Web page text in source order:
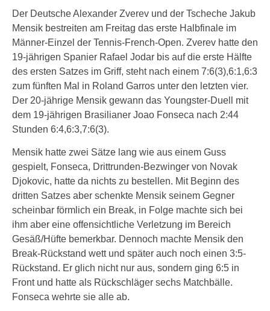
Der Deutsche Alexander Zverev und der Tscheche Jakub
Mensik bestreiten am Freitag das erste Halbfinale im
Männer-Einzel der Tennis-French-Open. Zverev hatte den
19-jährigen Spanier Rafael Jodar bis auf die erste Hälfte
des ersten Satzes im Griff, steht nach einem 7:6(3),6:1,6:3
zum fünften Mal in Roland Garros unter den letzten vier.
Der 20-jährige Mensik gewann das Youngster-Duell mit
dem 19-jährigen Brasilianer Joao Fonseca nach 2:44
Stunden 6:4,6:3,7:6(3).
Mensik hatte zwei Sätze lang wie aus einem Guss
gespielt, Fonseca, Drittrunden-Bezwinger von Novak
Djokovic, hatte da nichts zu bestellen. Mit Beginn des
dritten Satzes aber schenkte Mensik seinem Gegner
scheinbar förmlich ein Break, in Folge machte sich bei
ihm aber eine offensichtliche Verletzung im Bereich
Gesäß/Hüfte bemerkbar. Dennoch machte Mensik den
Break-Rückstand wett und später auch noch einen 3:5-
Rückstand. Er glich nicht nur aus, sondern ging 6:5 in
Front und hatte als Rückschläger sechs Matchbälle.
Fonseca wehrte sie alle ab.